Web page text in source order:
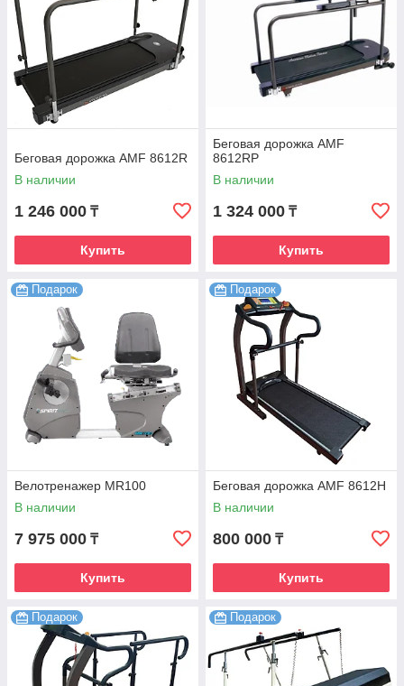
Беговая дорожка AMF 8612R
В наличии
1 246 000 ₸
Купить
Беговая дорожка AMF
8612RP
В наличии
1 324 000 ₸
Купить
Подарок
Велотренажер MR100
В наличии
7 975 000 ₸
Купить
Подарок
Беговая дорожка AMF 8612H
В наличии
800 000 ₸
Купить
Подарок Подарок